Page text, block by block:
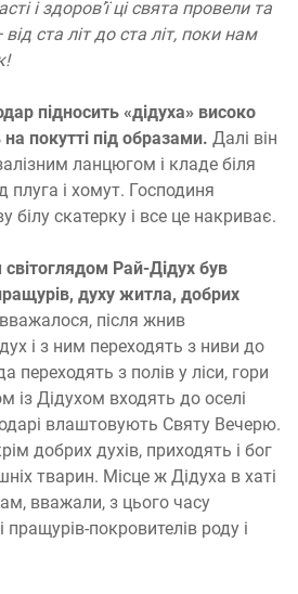
і здоров’ї ці свята провели та
ста літ до ста літ, поки нам
підносить «дідуха» високо
покутті під образами. Далі він
ланцюгом і кладе біля
плуга і хомут. Господиня
білу скатерку і все це накриває.
світоглядом Рай-Дідух був
духу житла, добрих
після жнив
і з ним переходять з ниви до
переходять з полів у ліси, гори
із Дідухом входять до оселі
влаштовують Святу Вечерю.
добрих духів, приходять і бог
тварин. Місце ж Дідуха в хаті
вважали, з цього часу
покровителів роду і